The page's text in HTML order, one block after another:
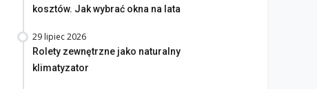
Okna bez tajemnic. Na co
zwrócić uwagę przed
zakupem
13 lipiec 2026
nowy film wizerunkowy
kosztów. Jak wybrać okna na lata
29 lipiec 2026
Rolety zewnętrzne jako naturalny
klimatyzator